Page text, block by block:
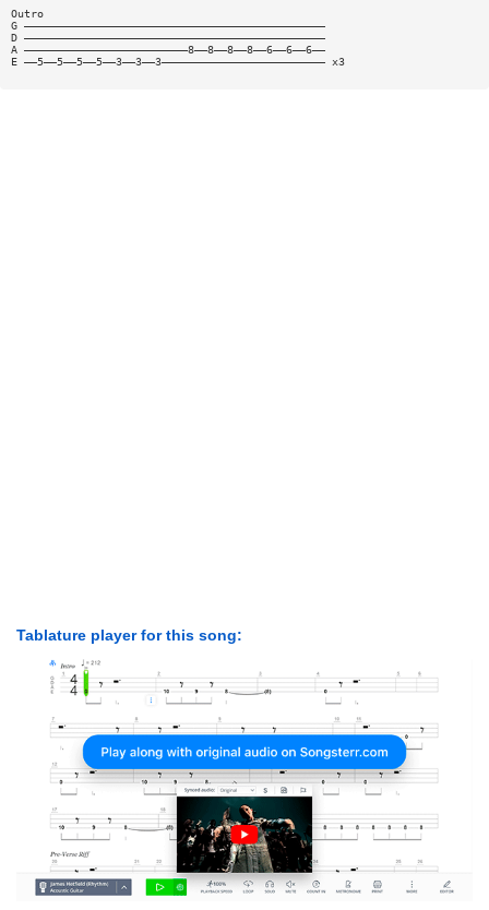
Outro
G ——————————————————————————————————————————————
D ——————————————————————————————————————————————
A —————————————————————————8——8——8——8——6——6——6——
E ——5——5——5——5——3——3——3————————————————————————— x3
Tablature player for this song: